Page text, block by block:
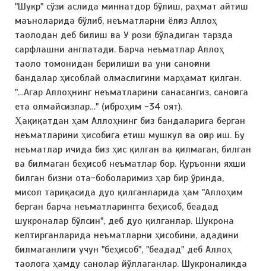
"Шукр" сўзи аслида миннатдор бўлиш, раҳмат айтиш
маъноларида бўлиб, неъматларни ёлғиз Аллоҳ
таолодан деб билиш ва У рози бўладиган тарзда
сарфлашни англатади. Барча неъматлар Аллоҳ
таоло томонидан берилиши ва уни саноғини
бандалар ҳисоблай олмаслигини марҳамат қилган.
"…Агар Аллоҳнинг неъматларини санасангиз, саноғига
ета олмайсизлар…" (иброҳим -34 оят).
Ҳақиқатдан ҳам Аллоҳнинг биз бандаларига берган
неъматларини ҳисобига етиш мушкул ва оғир иш. Бу
неъматлар ичида биз ҳис қилган ва қилмаган, билган
ва билмаган беҳисоб неъматлар бор. Қуръонни яхши
билган бизни ота-боболаримиз ҳар бир ўринда,
мисол тариқасида дуо қилганларида ҳам "Аллоҳим
берган барча неъматларингга беҳисоб, беадад
шукроналар бўлсин", деб дуо қилганлар. Шукрона
келтирганларида неъматларни ҳисобини, ададини
билмаганлиги учун "беҳисоб", "беадад" деб Аллоҳ
таолога ҳамду санолар йўллаганлар. Шукроналикда